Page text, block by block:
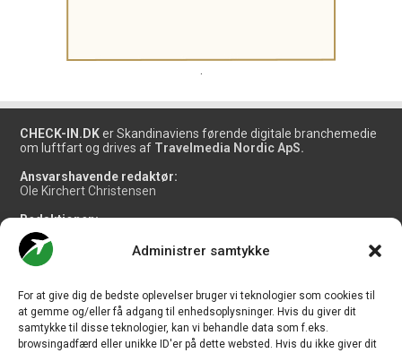
Administrer samtykke
For at give dig de bedste oplevelser bruger vi teknologier som cookies til
at gemme og/eller få adgang til enhedsoplysninger. Hvis du giver dit
samtykke til disse teknologier, kan vi behandle data som f.eks.
browsingadfærd eller unikke ID'er på dette websted. Hvis du ikke giver dit
CHECK-IN.DK er Skandinaviens førende digitale branchemedie
om luftfart og drives af Travelmedia Nordic ApS.
Ansvarshavende redaktør:
Ole Kirchert Christensen
Redaktionen:
Christian Granhøj Skouboe
Henrik Baumgarten
Danny Longhi Andreasen
Salg og jobannoncer:
salg@travelmedianordic.com